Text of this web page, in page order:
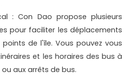
: Con Dao propose plusieurs
pour faciliter les déplacements
de l'île. Vous pouvez vous
et les horaires des bus à
aux arrêts de bus.